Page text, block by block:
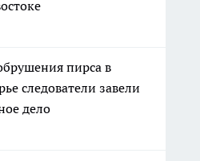
пирса в
следователи завели
дело